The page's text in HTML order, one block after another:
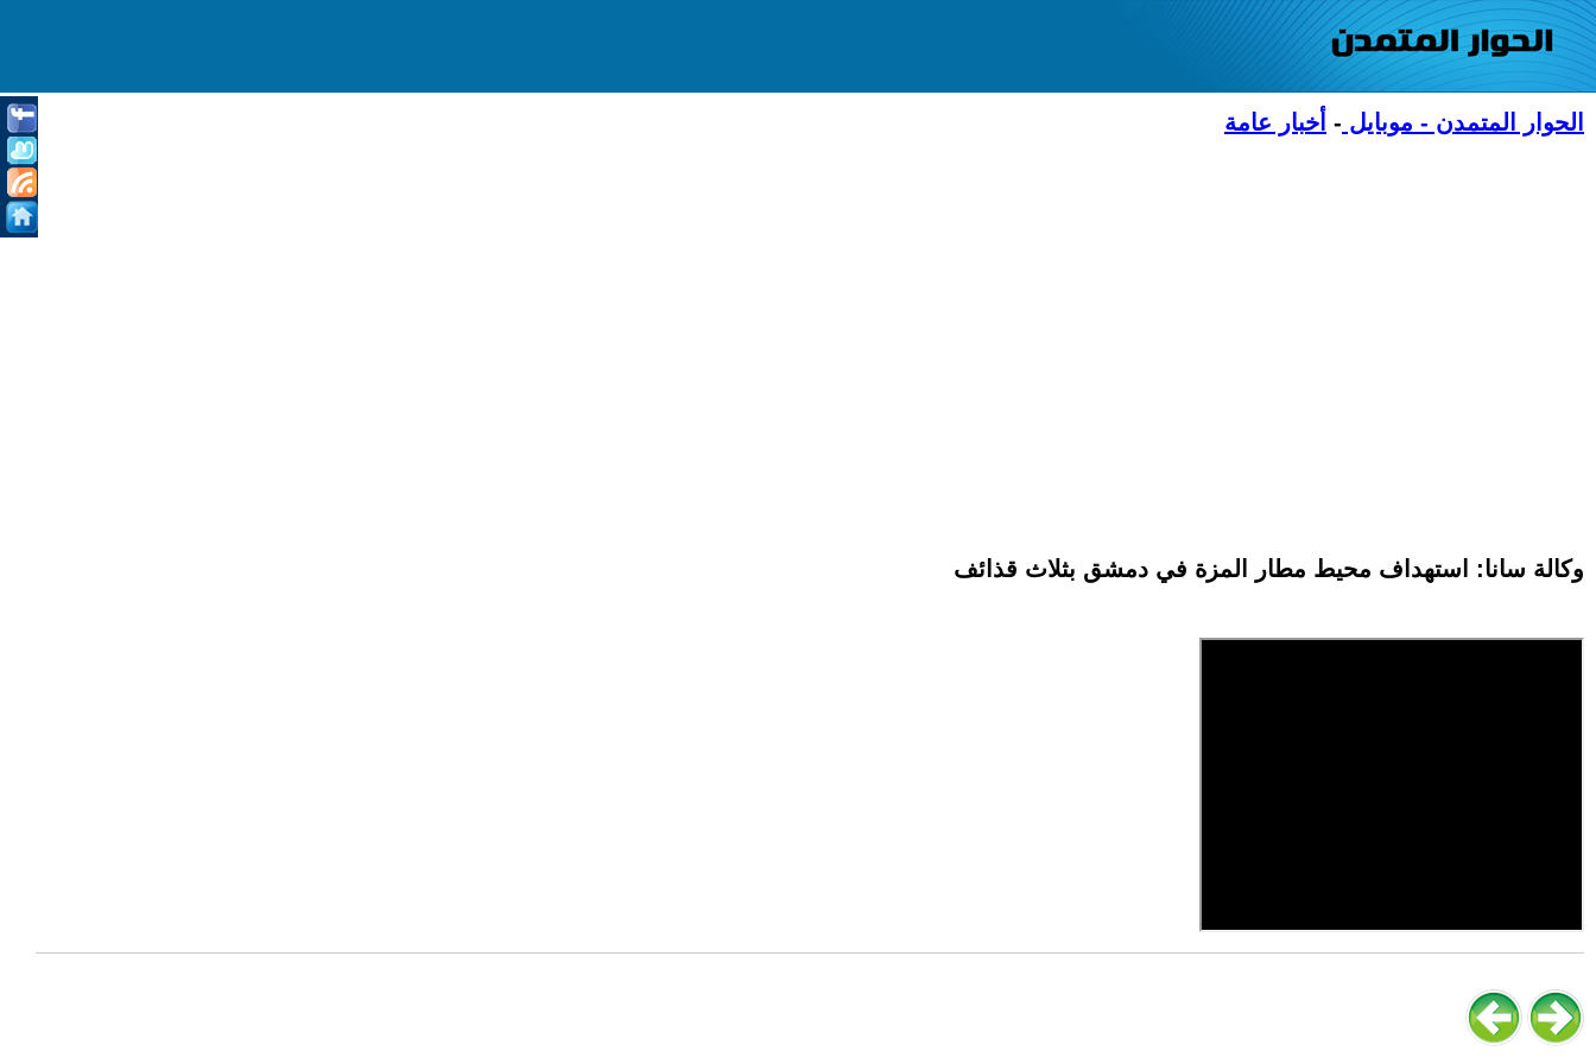
الحوار المتمدن - موبايل - أخبار عامة
وكالة سانا: استهداف محيط مطار المزة في دمشق بثلاث قذائف